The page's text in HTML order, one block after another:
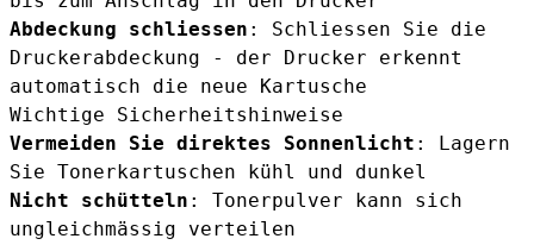
Abdeckung schliessen : Schliessen Sie die
Druckerabdeckung - der Drucker erkennt
automatisch die neue Kartusche
Wichtige Sicherheitshinweise
Vermeiden Sie direktes Sonnenlicht : Lagern
Sie Tonerkartuschen kühl und dunkel
Nicht schütteln : Tonerpulver kann sich
ungleichmässig verteilen